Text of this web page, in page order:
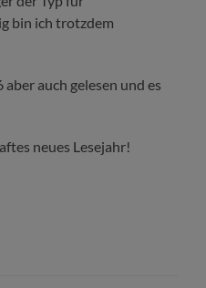
bin ich trotzdem
aber auch gelesen und es
neues Lesejahr!